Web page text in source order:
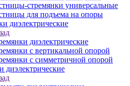
стремянки универсальные
для подъема на опоры
диэлектрические
диэлектрические
с вертикальной опорой
с симметричной опорой
диэлектрические